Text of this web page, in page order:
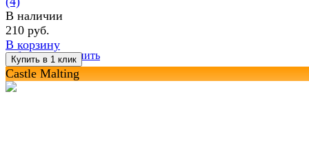
избранное сравнить
В наличии
210 руб.
В корзину
Castle Malting